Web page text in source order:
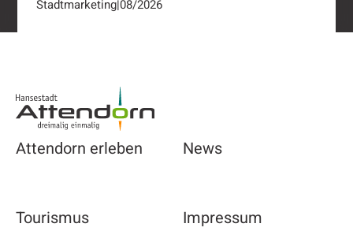
Stadtmarketing|08/2026
Attendorn erleben
Tourismus
News
Impressum